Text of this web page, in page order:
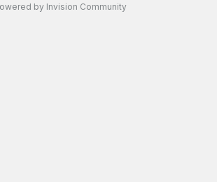
by Invision Community